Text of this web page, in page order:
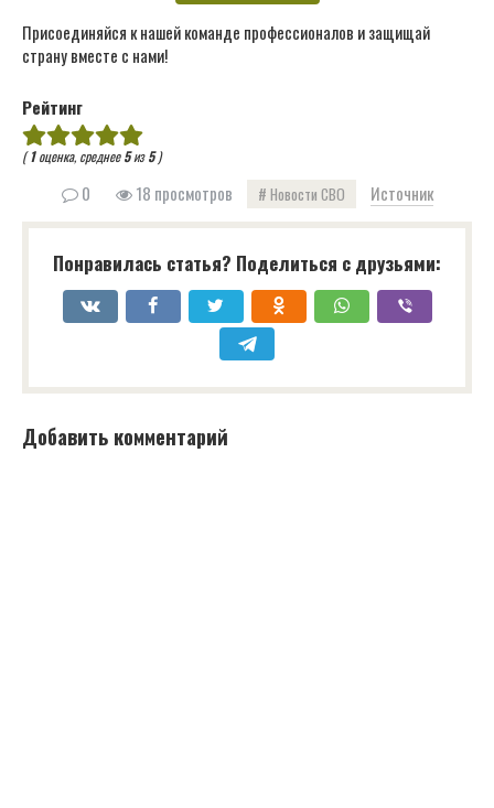
Присоединяйся к нашей команде профессионалов и защищай
страну вместе с нами!
Рейтинг
(1оценка, среднее5из5)
0 18 просмотров Новости СВО Источник
Понравилась статья? Поделиться с друзьями:
Добавить комментарий